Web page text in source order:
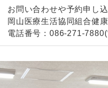
お問い合わせや予約申し込
岡山医療生活協同組合健
電話番号：086-271-